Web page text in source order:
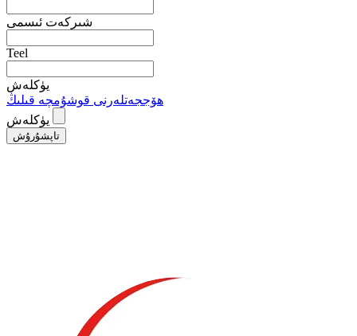
شىركەت ئىسمى
Teel
يۈكلەش
ھۆججەتلەرنى قوشۇمچە قىلىڭ
يۈكلەش
تاپشۇرۇش